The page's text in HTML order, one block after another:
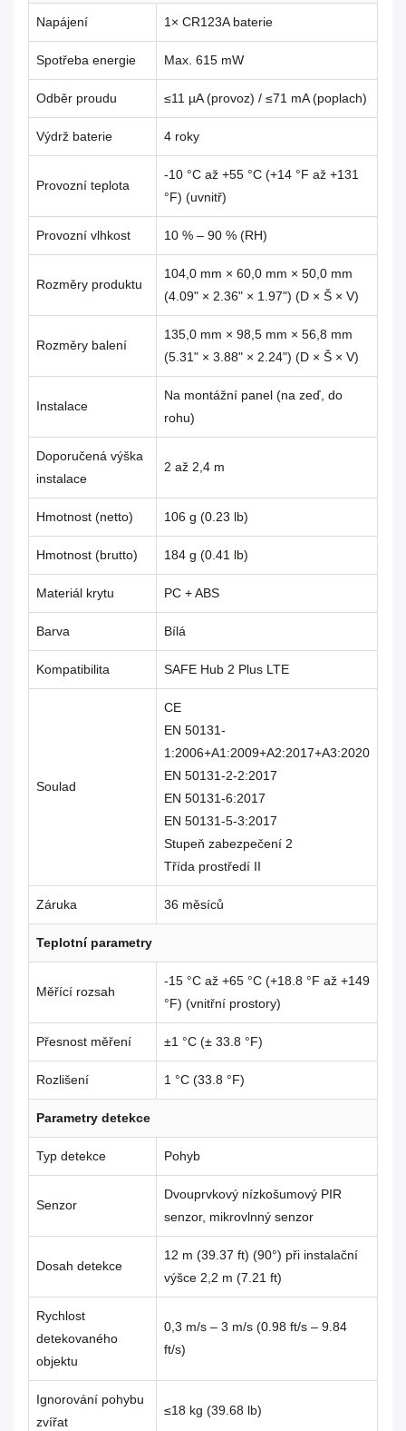
Napájení 1× CR123A baterie
Spotřeba energie Max. 615 mW
Odběr proudu ≤11 µA (provoz) / ≤71 mA (poplach)
Výdrž baterie 4 roky
Provozní teplota
-10 °C až +55 °C (+14 °F až +131
°F) (uvnitř)
Provozní vlhkost 10 % – 90 % (RH)
Rozměry produktu
104,0 mm × 60,0 mm × 50,0 mm
(4.09" × 2.36" × 1.97") (D × Š × V)
Rozměry balení
135,0 mm × 98,5 mm × 56,8 mm
(5.31" × 3.88" × 2.24") (D × Š × V)
Instalace
Na montážní panel (na zeď, do
rohu)
Doporučená výška
instalace
2 až 2,4 m
Hmotnost (netto) 106 g (0.23 lb)
Hmotnost (brutto) 184 g (0.41 lb)
Materiál krytu PC + ABS
Barva Bílá
Kompatibilita SAFE Hub 2 Plus LTE
Soulad
CE
EN 50131-
1:2006+A1:2009+A2:2017+A3:2020
EN 50131-2-2:2017
EN 50131-6:2017
EN 50131-5-3:2017
Stupeň zabezpečení 2
Třída prostředí II
Záruka 36 měsíců
Teplotní parametry
Měřící rozsah
-15 °C až +65 °C (+18.8 °F až +149
°F) (vnitřní prostory)
Přesnost měření ±1 °C (± 33.8 °F)
Rozlišení 1 °C (33.8 °F)
Parametry detekce
Typ detekce Pohyb
Senzor
Dvouprvkový nízkošumový PIR
senzor, mikrovlnný senzor
Dosah detekce
12 m (39.37 ft) (90°) při instalační
výšce 2,2 m (7.21 ft)
Rychlost
detekovaného
objektu
0,3 m/s – 3 m/s (0.98 ft/s – 9.84
ft/s)
Ignorování pohybu
zvířat
≤18 kg (39.68 lb)